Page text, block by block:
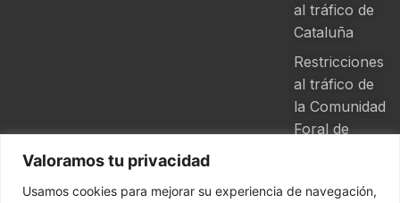
Valoramos tu privacidad
Usamos cookies para mejorar su experiencia de navegación,
al tráfico de
Cataluña
Restricciones
al tráfico de
la Comunidad
Foral de